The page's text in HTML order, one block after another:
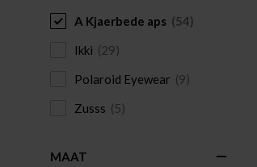
A Kjaerbede aps (54)
Ikki (29)
Polaroid Eyewear (9)
Zusss (5)
MAAT